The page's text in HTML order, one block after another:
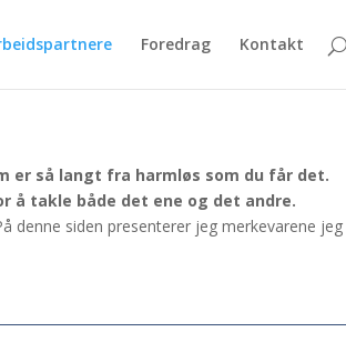
Foredrag Kontakt
er så langt fra harmløs som du får det.
å takle både det ene og det andre.
denne siden presenterer jeg merkevarene jeg